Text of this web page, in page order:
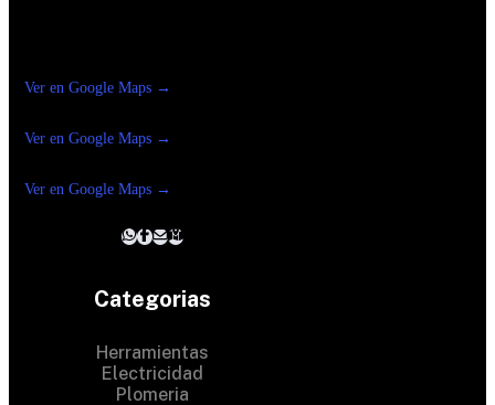
Ver en Google Maps →
Ver en Google Maps →
Ver en Google Maps →
Categorias
Herramientas
Electricidad
Plomeria